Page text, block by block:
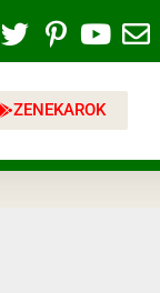
ZENEKAROK